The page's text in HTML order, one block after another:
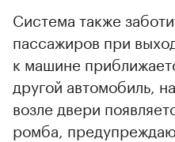
Система также
пассажиров при
к машине
другой автомобиль,
возле двери
ромба,